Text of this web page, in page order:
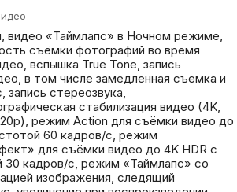
видео «Таймлапс» в Ночном режиме,
съёмки фотографий во время
вспышка True Tone, запись
в том числе замедленная съемка и
запись стереозвука,
стабилизация видео (4K,
режим Action для съёмки видео до
60 кадров/с, режим
для съёмки видео до 4K HDR с
30 кадров/с, режим «Таймлапс» со
изображения, следящий